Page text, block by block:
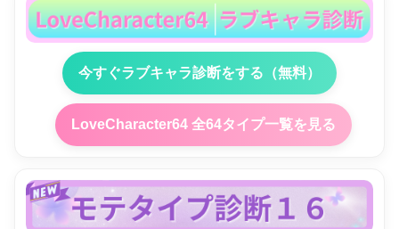
今すぐラブキャラ診断をする（無料）
LoveCharacter64 全64タイプ一覧を見る